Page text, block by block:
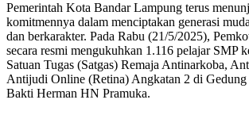
Pemerintah Kota Bandar Lampung terus
komitmennya dalam menciptakan generasi
dan berkarakter. Pada Rabu (21/5/2025),
secara resmi mengukuhkan 1.116 pelajar SMP
Satuan Tugas (Satgas) Remaja Antinarkoba,
Antijudi Online (Retina) Angkatan 2 di Gedung
Bakti Herman HN Pramuka.